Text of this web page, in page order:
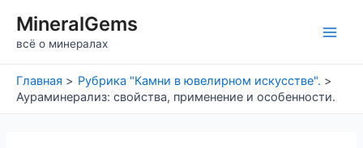
содержимому
MineralGems
всё о минералах
Главная
Рубрика "Камни в ювелирном искусстве".
Аураминерализ: свойства, применение и особенности.